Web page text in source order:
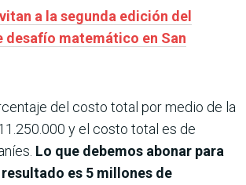
a la segunda edición del
desafío matemático en San
del costo total por medio de la
y el costo total es de
Lo que debemos abonar para
es 5 millones de